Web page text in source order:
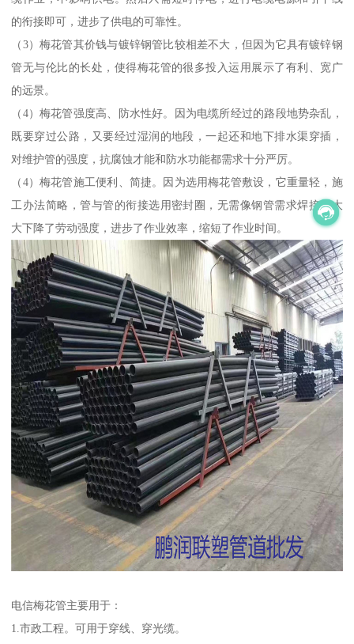
的衔接即可，进步了供电的可靠性。
（3）梅花管其价钱与镀锌钢管比较相差不大，但因为它具有镀锌钢
管无与伦比的长处，使得梅花管的很多投入运用展示了有利、宽广
的远景。
（4）梅花管强度高、防水性好。因为电缆所经过的路段地势杂乱，
既要穿过公路，又要经过湿润的地段，一起还和地下排水渠穿插，
对维护管的强度，抗腐蚀才能和防水功能都需求十分严厉。
（4）梅花管施工便利、简捷。因为选用梅花管敷设，它重量轻，施
工办法简略，管与管的衔接选用密封圈，无需像钢管需求焊接，大
大下降了劳动强度，进步了作业效率，缩短了作业时间。
电信梅花管主要用于：
1.市政工程。可用于穿线、穿光缆。